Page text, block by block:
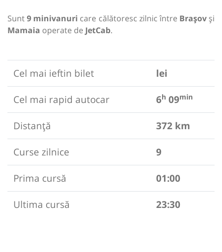
Sunt9 minivanuri care călătoresc zilnic între Brașovși
Mamaia operate de JetCab.
Cel mai ieftin bilet
lei
Cel mai rapid autocar
6h 09min
Distanță
372 km
Curse zilnice
9
Prima cursă
01:00
Ultima cursă
23:30